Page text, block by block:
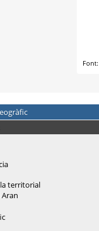
territorial